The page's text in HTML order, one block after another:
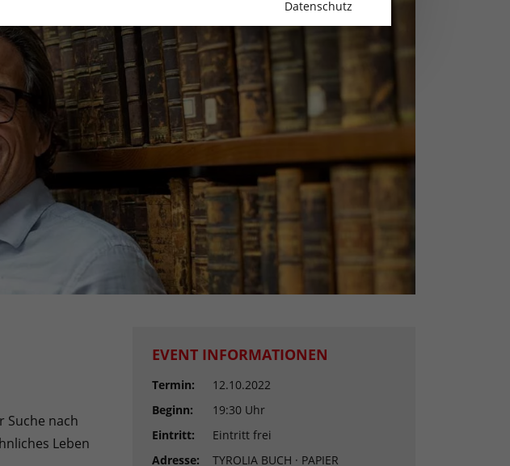
Suche nach
Leben
EVENT INFORMATIONEN
Termin:
12.10.2022
Beginn:
19:30 Uhr
Eintritt:
Eintritt frei
Adresse:
TYROLIA BUCH · PAPIER
Datenschutz